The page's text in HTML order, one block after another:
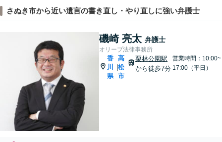
さぬき市から近い遺言の書き直し・やり直しに強い弁護士
磯崎 亮太 弁護士
オリーブ法律事務所
香
川
県
|
高
松
市
栗林公園駅
から徒歩7分
営業時間：10:00~
17:00（平日）